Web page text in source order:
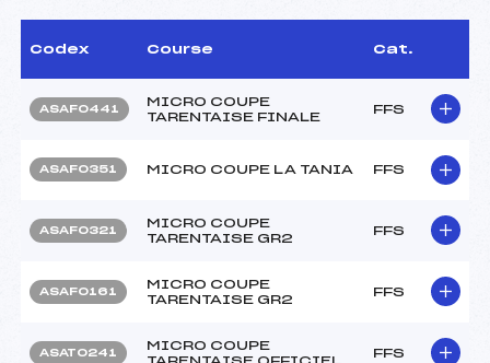
Codex Course Cat.
ASAF0441
MICRO COUPE
TARENTAISE FINALE
FFS
ASAF0351 MICRO COUPE LA TANIA FFS
ASAF0321
MICRO COUPE
TARENTAISE GR2
FFS
ASAF0161
MICRO COUPE
TARENTAISE GR2
FFS
ASAT0241
MICRO COUPE
TARENTAISE OFFICIEL
FFS